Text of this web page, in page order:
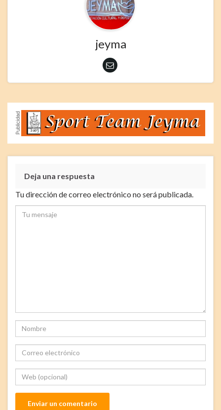
jeyma
Deja una respuesta
Tu dirección de correo electrónico no será publicada.